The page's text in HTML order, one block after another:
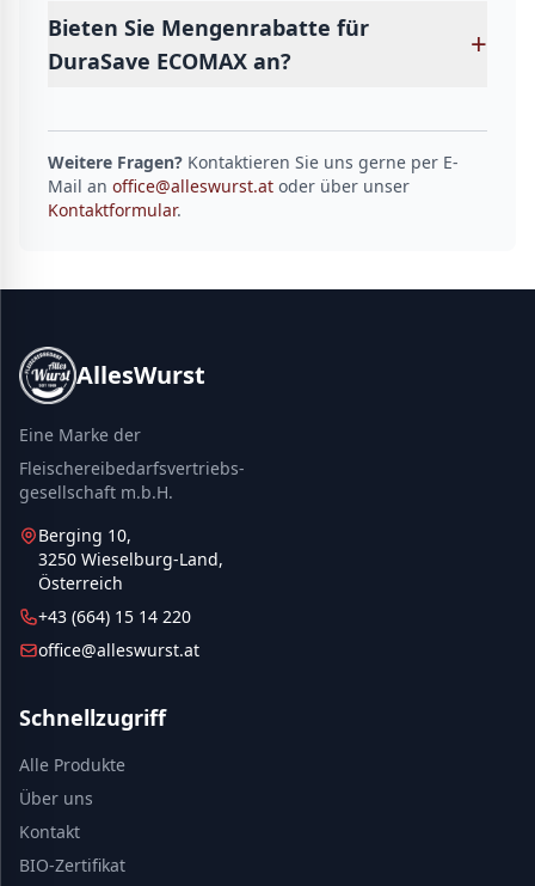
Bieten Sie Mengenrabatte für
DuraSave ECOMAX an?
+
Weitere Fragen? Kontaktieren Sie uns gerne per E-
Mail an office@alleswurst.at oder über unser
Kontaktformular.
AllesWurst
Eine Marke der
Fleischereibedarfsvertriebs-
gesellschaft m.b.H.
Berging 10,
3250 Wieselburg-Land,
Österreich
+43 (664) 15 14 220
office@alleswurst.at
Schnellzugriff
Alle Produkte
Über uns
Kontakt
BIO-Zertifikat